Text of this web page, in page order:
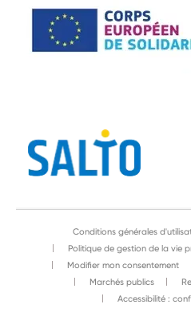
Conditions générales
Politique de gestion de la vie
Modifier mon consentement
Marchés publics
Accessibilité :